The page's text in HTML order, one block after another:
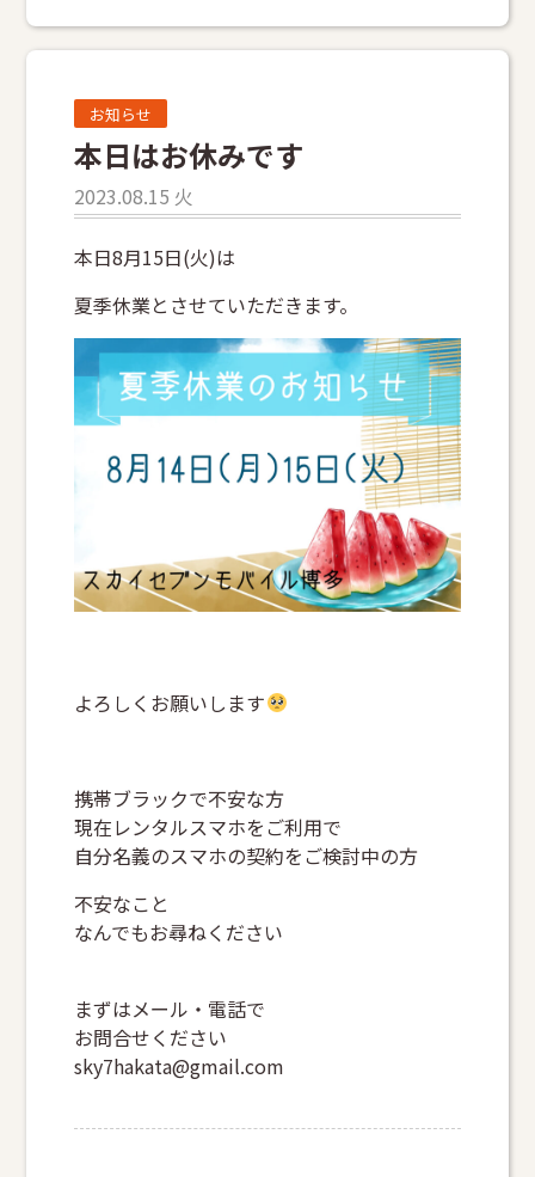
お知らせ
本日はお休みです
2023.08.15 火
本日8月15日(火)は
夏季休業とさせていただきます。
よろしくお願いします
携帯ブラックで不安な方
現在レンタルスマホをご利用で
自分名義のスマホの契約をご検討中の方
不安なこと
なんでもお尋ねください
まずはメール・電話で
お問合せください
sky7hakata@gmail.com